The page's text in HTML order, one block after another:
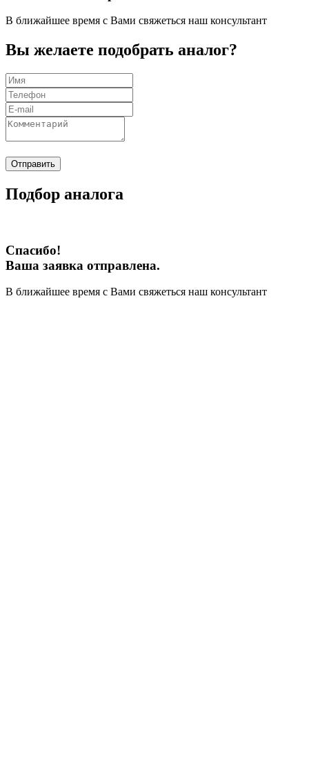
В ближайшее время с Вами свяжеться наш консультант
Вы желаете подобрать аналог?
Отправить
Подбор аналога
Спасибо!
Ваша заявка отправлена.
В ближайшее время с Вами свяжеться наш консультант